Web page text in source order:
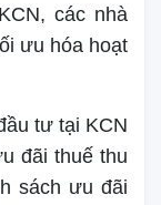
các nhà
ưu hóa hoạt
tư tại KCN
đãi thuế thu
sách ưu đãi